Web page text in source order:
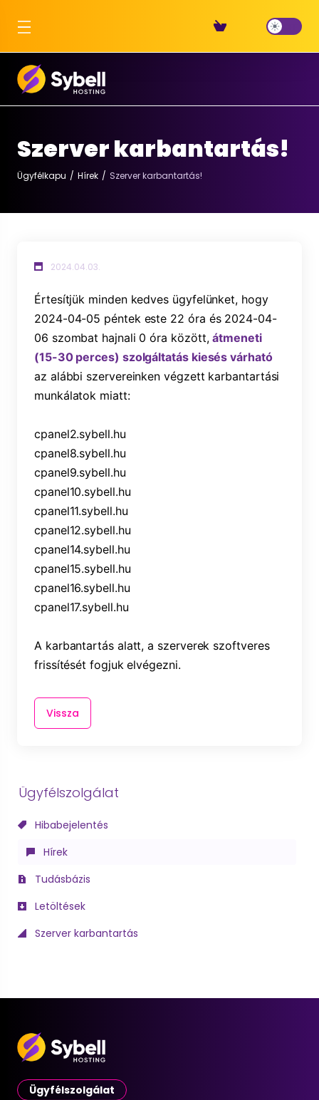
Szerver karbantartás!
Ügyfélkapu Hírek Szerver karbantartás!
Ügyfélszolgálat
Hibabejelentés
Hírek
Tudásbázis
Letöltések
Szerver karbantartás
2024.04.03.
Értesítjük minden kedves ügyfelünket, hogy
2024-04-05 péntek este 22 óra és 2024-04-
06 szombat hajnali 0 óra között, átmeneti
(15-30 perces) szolgáltatás kiesés várható
az alábbi szervereinken végzett karbantartási
munkálatok miatt:
cpanel2.sybell.hu
cpanel8.sybell.hu
cpanel9.sybell.hu
cpanel10.sybell.hu
cpanel11.sybell.hu
cpanel12.sybell.hu
cpanel14.sybell.hu
cpanel15.sybell.hu
cpanel16.sybell.hu
cpanel17.sybell.hu
A karbantartás alatt, a szerverek szoftveres
frissítését fogjuk elvégezni.
Vissza
Ügyfélszolgálat